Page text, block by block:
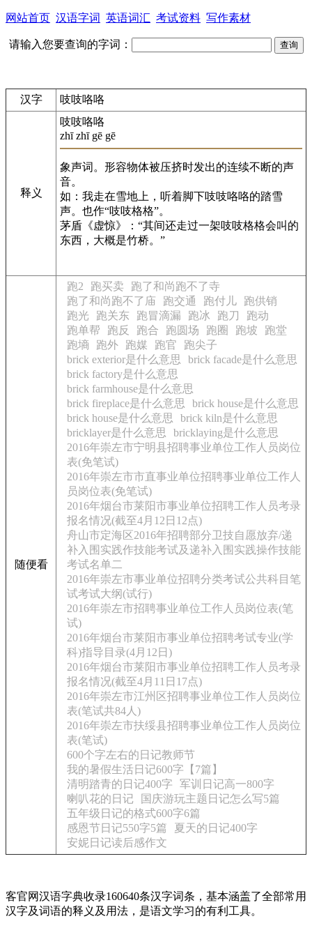
网站首页 汉语字词 英语词汇 考试资料 写作素材
请输入您要查询的字词：
汉字 吱吱咯咯
释义
吱吱咯咯
zhī zhī gē gē
象声词。形容物体被压挤时发出的连续不断的声
音。
如：我走在雪地上，听着脚下吱吱咯咯的踏雪
声。也作“吱吱格格”。
茅盾《虚惊》：“其间还走过一架吱吱格格会叫的
东西，大概是竹桥。”
随便看
跑2 跑买卖
跑了和尚跑不了寺
跑了和尚跑不了庙
跑交通 跑付儿
跑供销
跑光
跑关东 跑冒滴漏 跑冰 跑刀
跑动
跑单帮
跑反 跑合 跑圆场 跑圈 跑坡
跑堂
跑墒
跑外 跑媒 跑官
跑尖子
brick exterior是什么意思
brick facade是什么意思
brick factory是什么意思
brick farmhouse是什么意思
brick fireplace是什么意思
brick house是什么意思
brick house是什么意思
brick kiln是什么意思
bricklayer是什么意思
bricklaying是什么意思
2016年崇左市宁明县招聘事业单位工作人员岗位
表(免笔试)
2016年崇左市市直事业单位招聘事业单位工作人
员岗位表(免笔试)
2016年烟台市莱阳市事业单位招聘工作人员考录
报名情况(截至4月12日12点)
舟山市定海区2016年招聘部分卫技自愿放弃/递
补入围实践作技能考试及递补入围实践操作技能
考试名单二
2016年崇左市事业单位招聘分类考试公共科目笔
试考试大纲(试行)
2016年崇左市招聘事业单位工作人员岗位表(笔
试)
2016年烟台市莱阳市事业单位招聘考试专业(学
科)指导目录(4月12日)
2016年烟台市莱阳市事业单位招聘工作人员考录
报名情况(截至4月11日17点)
2016年崇左市江州区招聘事业单位工作人员岗位
表(笔试共84人)
2016年崇左市扶绥县招聘事业单位工作人员岗位
表(笔试)
600个字左右的日记教师节
我的暑假生活日记600字【7篇】
清明踏青的日记400字
军训日记高一800字
喇叭花的日记
国庆游玩主题日记怎么写5篇
五年级日记的格式600字6篇
感恩节日记550字5篇
夏天的日记400字
安妮日记读后感作文
客官网汉语字典收录160640条汉字词条，基本涵盖了全部常用
汉字及词语的释义及用法，是语文学习的有利工具。